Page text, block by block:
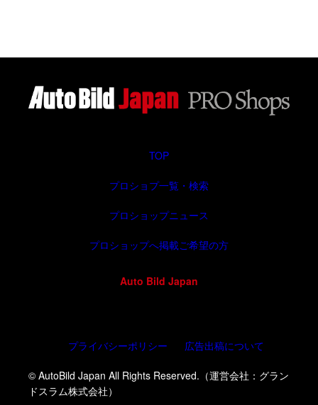
TOP
プロショプ一覧・検索
プロショップニュース
プロショップへ掲載ご希望の方
Auto Bild Japan
© AutoBild Japan All Rights Reserved.（運営会社：グラン
ドスラム株式会社）
プライバシーポリシー 広告出稿について